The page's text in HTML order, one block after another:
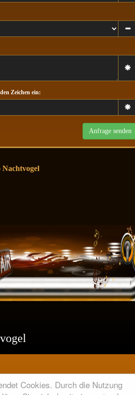
Cookies. Durch die Nutzung
Zeichen ein: